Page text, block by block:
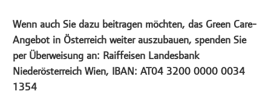
Wenn auch Sie dazu beitragen möchten, das Green Care-
Angebot in Österreich weiter auszubauen, spenden Sie
per Überweisung an: Raiffeisen Landesbank
Niederösterreich Wien, IBAN: AT04 3200 0000 0034
1354